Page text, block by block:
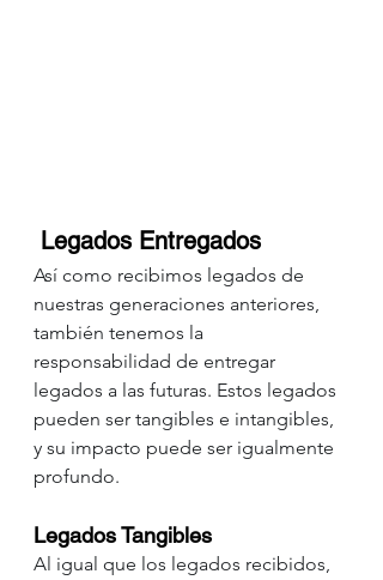
Legados Entregados
Así como recibimos legados de
nuestras generaciones anteriores,
también tenemos la
responsabilidad de entregar
legados a las futuras. Estos legados
pueden ser tangibles e intangibles,
y su impacto puede ser igualmente
profundo.
Legados Tangibles
Al igual que los legados recibidos,